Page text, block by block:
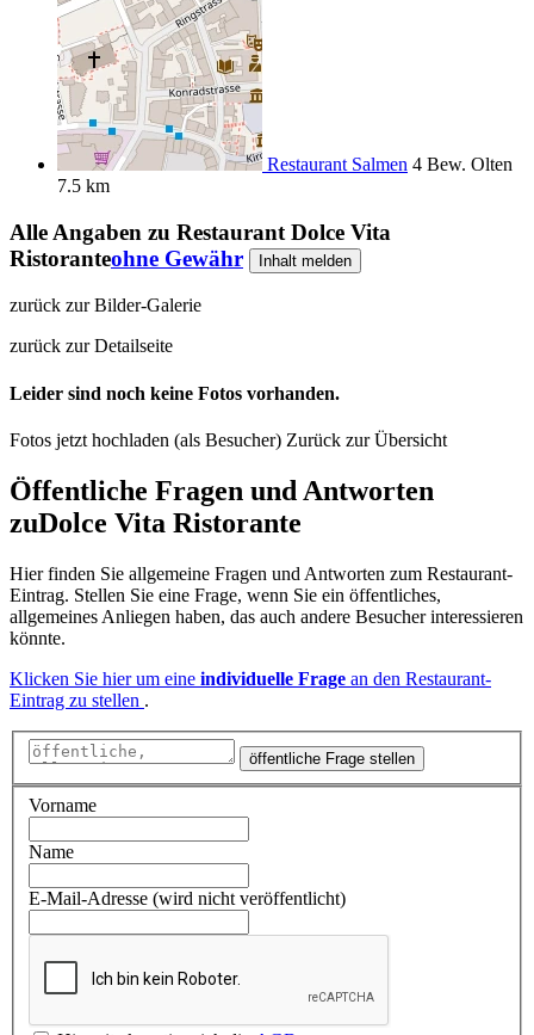
Restaurant Salmen 4 Bew. Olten
7.5 km
Alle Angaben zu Restaurant Dolce Vita
Ristoranteohne Gewähr Inhalt melden
zurück zur Bilder-Galerie
zurück zur Detailseite
Leider sind noch keine Fotos vorhanden.
Fotos jetzt hochladen (als Besucher) Zurück zur Übersicht
Öffentliche Fragen und Antworten
zuDolce Vita Ristorante
Hier finden Sie allgemeine Fragen und Antworten zum Restaurant-
Eintrag. Stellen Sie eine Frage, wenn Sie ein öffentliches,
allgemeines Anliegen haben, das auch andere Besucher interessieren
könnte.
Klicken Sie hier um eine individuelle Frage an den Restaurant-
Eintrag zu stellen .
öffentliche Frage stellen
Vorname
Name
E-Mail-Adresse (wird nicht veröffentlicht)